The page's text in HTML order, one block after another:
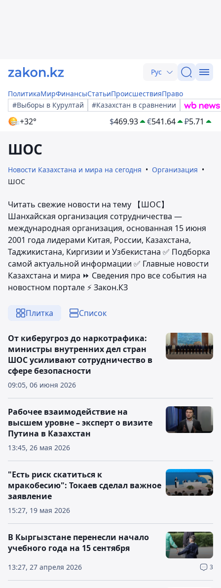
Рус
ПолитикаМирФинансыСтатьиПроисшествияПраво
#Выборы в Курултай
#Казахстан в сравнении
+32° $469.93 €541.64 ₽5.71
ШОС
Новости Казахстана и мира на сегодня
Организация
ШОС
Читать свежие новости на тему 【ШОС】
Шанхайская организация сотрудничества —
международная организация, основанная 15 июня
2001 года лидерами Китая, России, Казахстана,
Таджикистана, Киргизии и Узбекистана ✅ Подборка
самой актуальной информации ✅ Главные новости
Казахстана и мира ⏩ Сведения про все события на
новостном портале ⚡️ Закон.КЗ
Плитка Список
09:05, 06 июня 2026
От киберугроз до наркотрафика:
министры внутренних дел стран
ШОС усиливают сотрудничество в
сфере безопасности
13:45, 26 мая 2026
Рабочее взаимодействие на
высшем уровне – эксперт о визите
Путина в Казахстан
15:27, 19 мая 2026
"Есть риск скатиться к
мракобесию": Токаев сделал важное
заявление
13:27, 27 апреля 2026 3
В Кыргызстане перенесли начало
учебного года на 15 сентября